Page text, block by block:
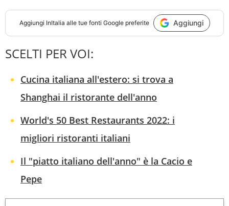
Aggiungi InItalia alle tue fonti Google preferite Aggiungi
SCELTI PER VOI:
Cucina italiana all'estero: si trova a
Shanghai il ristorante dell'anno
World's 50 Best Restaurants 2022: i
migliori ristoranti italiani
Il "piatto italiano dell'anno" è la Cacio e
Pepe